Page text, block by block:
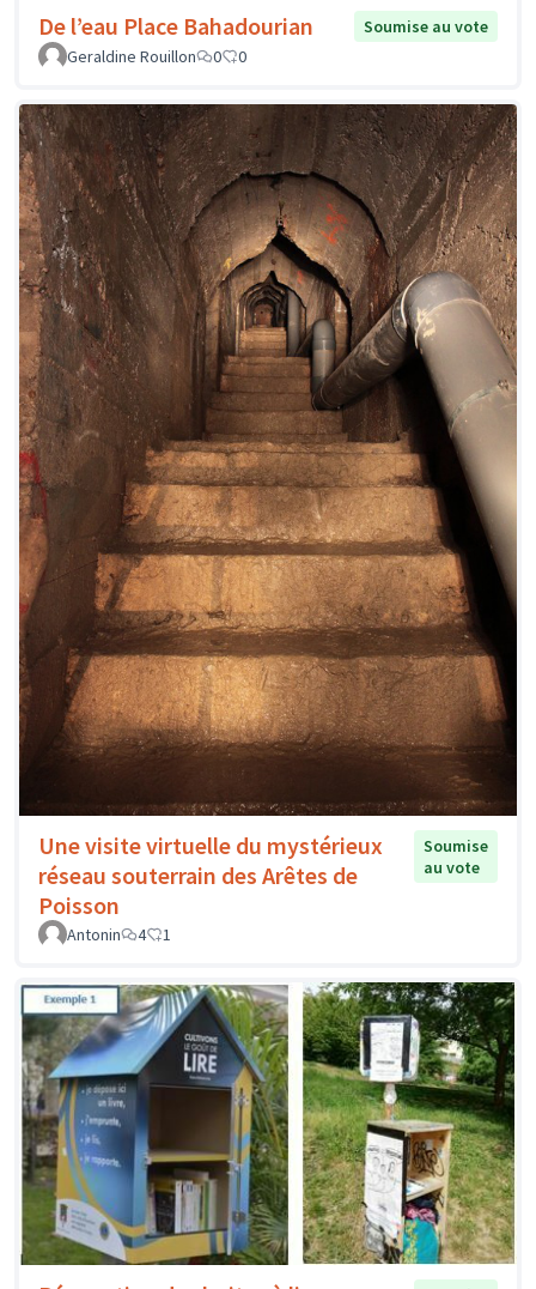
De l’eau Place Bahadourian
Soumise au vote
Geraldine Rouillon
0 0
Une visite virtuelle du mystérieux
réseau souterrain des Arêtes de
Poisson
Soumise
au vote
Antonin 4 1